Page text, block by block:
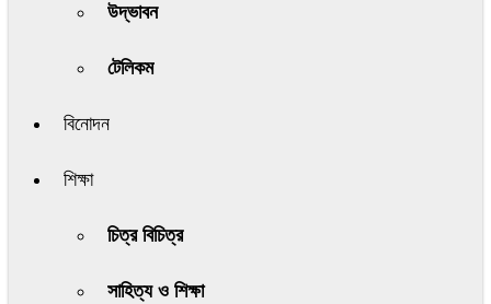
উদ্ভাবন
টেলিকম
বিনোদন
শিক্ষা
চিত্র বিচিত্র
সাহিত্য ও শিক্ষা